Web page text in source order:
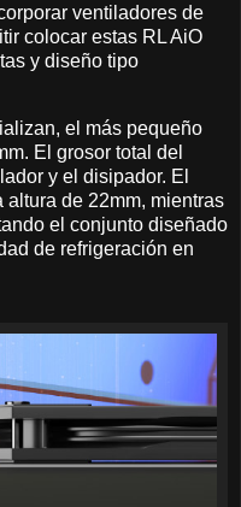
ventiladores de
colocar estas RL AiO
y diseño tipo
el más pequeño
El grosor total del
y el disipador. El
de 22mm, mientras
el conjunto diseñado
de refrigeración en